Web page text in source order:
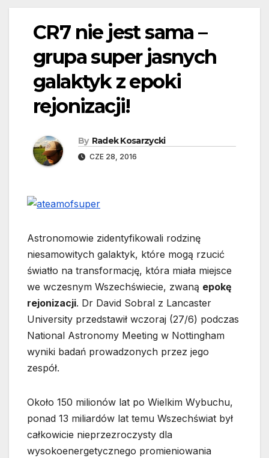
CR7 nie jest sama –
grupa super jasnych
galaktyk z epoki
rejonizacji!
By Radek Kosarzycki
CZE 28, 2016
Astronomowie zidentyfikowali rodzinę
niesamowitych galaktyk, które mogą rzucić
światło na transformację, która miała miejsce
we wczesnym Wszechświecie, zwaną epokę
rejonizacji. Dr David Sobral z Lancaster
University przedstawił wczoraj (27/6) podczas
National Astronomy Meeting w Nottingham
wyniki badań prowadzonych przez jego
zespół.
Około 150 milionów lat po Wielkim Wybuchu,
ponad 13 miliardów lat temu Wszechświat był
całkowicie nieprzezroczysty dla
wysokoenergetycznego promieniowania